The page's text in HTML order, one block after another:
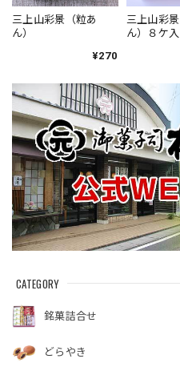
CATEGORY
銘菓詰合せ
どらやき
三上山彩景（粒あ
ん）
¥270
三上山彩
ん）８ケ入